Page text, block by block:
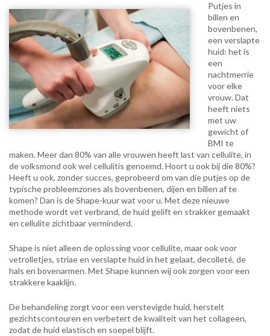
Putjes in
billen en
bovenbenen,
een verslapte
huid: het is
een
nachtmerrie
voor elke
vrouw. Dat
heeft niets
met uw
gewicht of
BMI te
maken. Meer dan 80% van alle vrouwen heeft last van cellulite, in
de volksmond ook wel cellulitis genoemd. Hoort u ook bij die 80%?
Heeft u ook, zonder succes, geprobeerd om van die putjes op de
typische probleemzones als bovenbenen, dijen en billen af te
komen? Dan is de Shape-kuur wat voor u. Met deze nieuwe
methode wordt vet verbrand, de huid gelift en strakker gemaakt
en cellulite zichtbaar verminderd.
Shape is niet alleen de oplossing voor cellulite, maar ook voor
vetrolletjes, striae en verslapte huid in het gelaat, decolleté, de
hals en bovenarmen. Met Shape kunnen wij ook zorgen voor een
strakkere kaaklijn.
De behandeling zorgt voor een verstevigde huid, herstelt
gezichtscontouren en verbetert de kwaliteit van het collageen,
zodat de huid elastisch en soepel blijft.